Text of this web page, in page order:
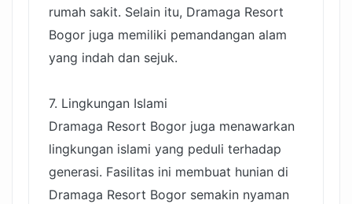
rumah sakit. Selain itu, Dramaga Resort
Bogor juga memiliki pemandangan alam
yang indah dan sejuk.
7. Lingkungan Islami
Dramaga Resort Bogor juga menawarkan
lingkungan islami yang peduli terhadap
generasi. Fasilitas ini membuat hunian di
Dramaga Resort Bogor semakin nyaman